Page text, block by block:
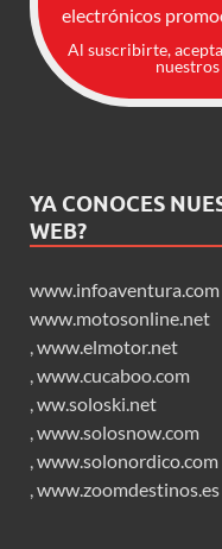
electrónicos
Al suscribirte,
nuestros
YA CONOCES
WEB?
www.infoaventura.com
www.motosonline.net
,www.elmotor.net
,www.cucaboo.com
,ww.soloski.net
,www.solosnow.com
,www.solonordico.com
,www.zoomdestinos.es